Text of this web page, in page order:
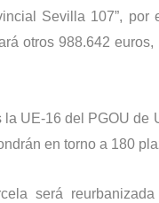
Sevilla 107”,
otros 988.642
UE-16 del PGOU
en torno a 180
será